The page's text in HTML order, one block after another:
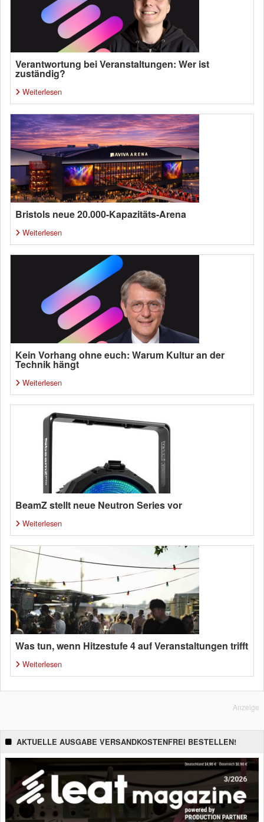
Verantwortung bei Veranstaltungen: Wer ist
zuständig?
Weiterlesen
Bristols neue 20.000-Kapazitäts-Arena
Weiterlesen
Kein Vorhang ohne euch: Warum Kultur an der
Technik hängt
Weiterlesen
BeamZ stellt neue Neutron Series vor
Weiterlesen
Was tun, wenn Hitzestufe 4 auf Veranstaltungen trifft
Weiterlesen
Anzeige
AKTUELLE AUSGABE VERSANDKOSTENFREI BESTELLEN!